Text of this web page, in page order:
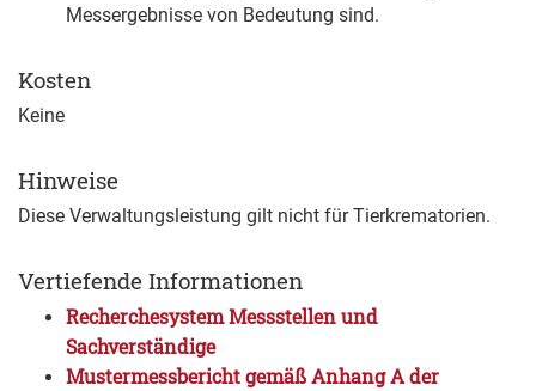
Messergebnisse von Bedeutung sind.
Kosten
Keine
Hinweise
Diese Verwaltungsleistung gilt nicht für Tierkrematorien.
Vertiefende Informationen
Recherchesystem Messstellen und
Sachverständige
Mustermessbericht gemäß Anhang A der